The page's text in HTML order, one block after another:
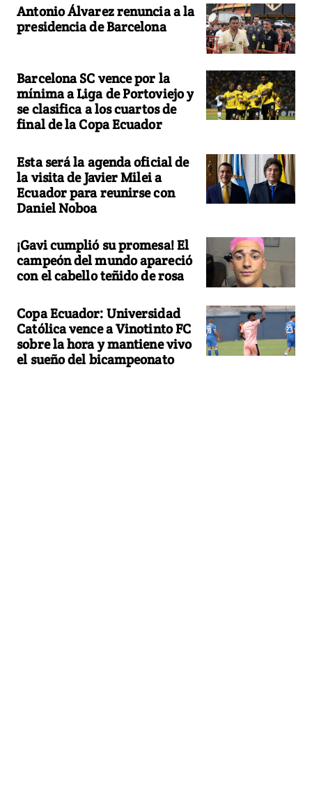
Antonio Álvarez renuncia a la
presidencia de Barcelona
Barcelona SC vence por la
mínima a Liga de Portoviejo y
se clasifica a los cuartos de
final de la Copa Ecuador
Esta será la agenda oficial de
la visita de Javier Milei a
Ecuador para reunirse con
Daniel Noboa
¡Gavi cumplió su promesa! El
campeón del mundo apareció
con el cabello teñido de rosa
Copa Ecuador: Universidad
Católica vence a Vinotinto FC
sobre la hora y mantiene vivo
el sueño del bicampeonato